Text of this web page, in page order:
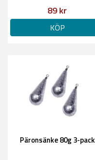
89 kr
KÖP
Päronsänke 80g 3-pack